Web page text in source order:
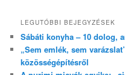
LEGUTÓBBI BEJEGYZÉSEK
Sábáti konyha – 10 dolog,
„Sem emlék, sem
közösségépítésről